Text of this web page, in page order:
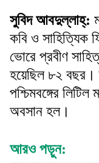
সুবিদ আবদুল্লাহ্:
কবি ও সাহিত্যিক
ভোরে প্রবীণ
হয়েছিল ৮২ বছর।
পশ্চিমবঙ্গের
অবসান হল।
আরও পড়ুন: